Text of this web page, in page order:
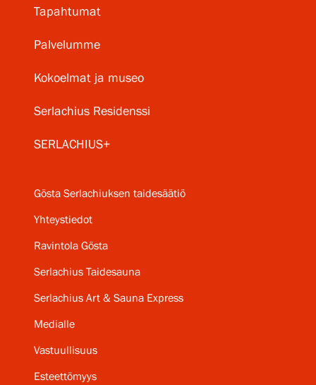
Tapahtumat
Palvelumme
Kokoelmat ja museo
Serlachius Residenssi
SERLACHIUS+
Gösta Serlachiuksen taidesäätiö
Yhteystiedot
Ravintola Gösta
Serlachius Taidesauna
Serlachius Art & Sauna Express
Medialle
Vastuullisuus
Esteettömyys